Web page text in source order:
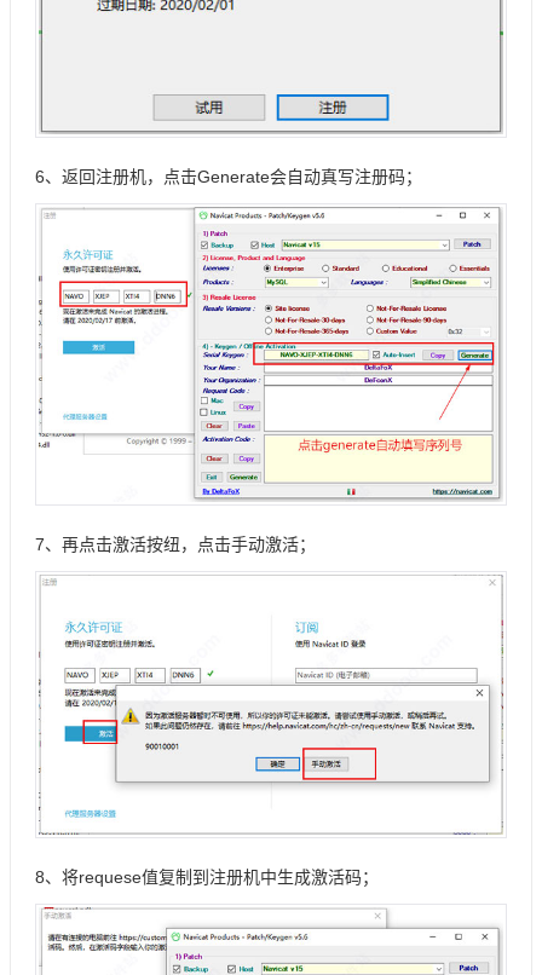
6、返回注册机，点击Generate会自动真写注册码；
7、再点击激活按纽，点击手动激活；
8、将requese值复制到注册机中生成激活码；